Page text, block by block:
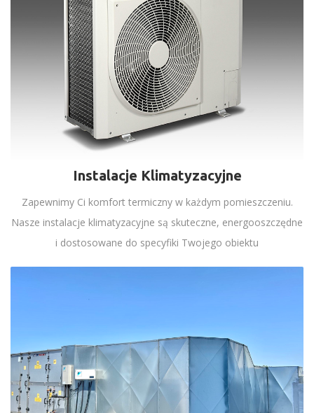
Instalacje Klimatyzacyjne
Zapewnimy Ci komfort termiczny w każdym pomieszczeniu.
Nasze instalacje klimatyzacyjne są skuteczne, energooszczędne
i dostosowane do specyfiki Twojego obiektu